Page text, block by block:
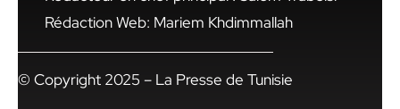
Rédaction Web: Mariem Khdimmallah
© Copyright 2025 – La Presse de Tunisie